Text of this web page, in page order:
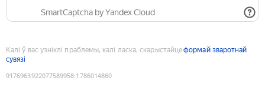
SmartCaptcha by Yandex Cloud
Калі ў вас узніклі праблемы, калі ласка, скарыстайцеформай зваротнай
сувязі
9176963922077589958:1786014860